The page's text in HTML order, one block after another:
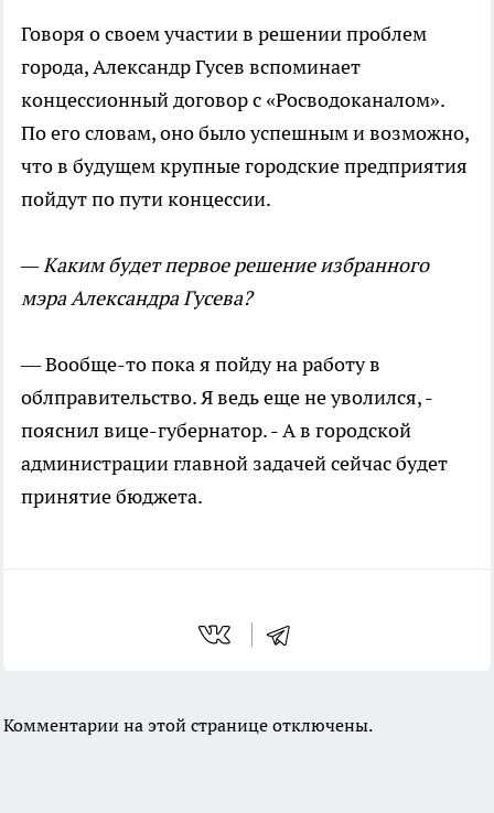
Говоря о своем участии в решении проблем
города, Александр Гусев вспоминает
концессионный договор с «Росводоканалом».
По его словам, оно было успешным и возможно,
что в будущем крупные городские предприятия
пойдут по пути концессии.
— Каким будет первое решение избранного
мэра Александра Гусева?
— Вообще-то пока я пойду на работу в
облправительство. Я ведь еще не уволился, -
пояснил вице-губернатор. - А в городской
администрации главной задачей сейчас будет
принятие бюджета.
Комментарии на этой странице отключены.